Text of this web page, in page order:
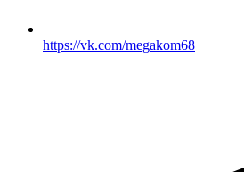
https://vk.com/megakom68